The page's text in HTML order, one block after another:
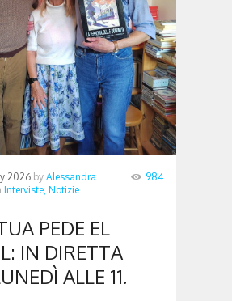
2026 by Alessandra
Interviste, Notizie
984
PEDE EL
IN DIRETTA
ALLE 11.